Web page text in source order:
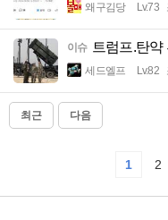
왜구김당 Lv.73
이슈 트럼프.탄약
세드엘프 Lv.82
최근 다음
1 2